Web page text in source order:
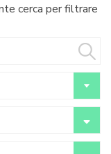
cerca per filtrare